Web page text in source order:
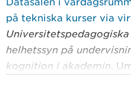
på tekniska kurser via
helhetssyn på
kognition i akademin,